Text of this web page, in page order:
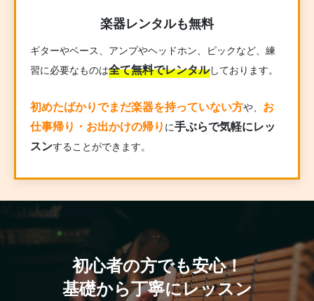
楽器レンタルも無料
ギターやベース、アンプやヘッドホン、ピックなど、練
習に必要なものは全て無料でレンタルしております。
初めたばかりでまだ楽器を持っていない方や、 お
仕事帰り・お出かけの帰り に手ぶらで気軽にレッ
スンすることができます。
初心者の方でも安心！
基礎から丁寧にレッスン